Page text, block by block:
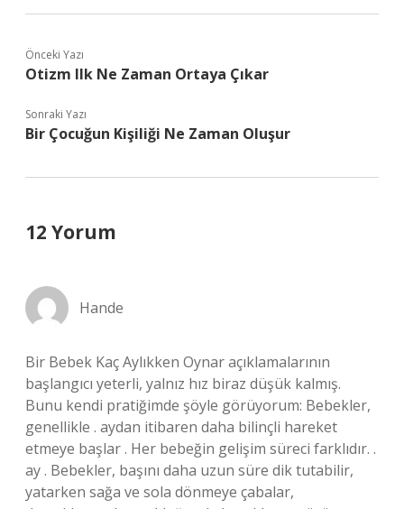
Önceki Yazı
Otizm Ilk Ne Zaman Ortaya Çıkar
Sonraki Yazı
Bir Çocuğun Kişiliği Ne Zaman Oluşur
12 Yorum
Hande
Bir Bebek Kaç Aylıkken Oynar açıklamalarının
başlangıcı yeterli, yalnız hız biraz düşük kalmış.
Bunu kendi pratiğimde şöyle görüyorum: Bebekler,
genellikle . aydan itibaren daha bilinçli hareket
etmeye başlar . Her bebeğin gelişim süreci farklıdır. .
ay . Bebekler, başını daha uzun süre dik tutabilir,
yatarken sağa ve sola dönmeye çabalar,